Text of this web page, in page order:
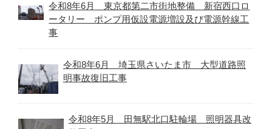
令和8年6月 東京都第二市街地整備 新宿西口ロ
ータリー ポンプ用仮設電源増設及び電源幹線工
事
令和8年6月 埼玉県さいたま市 大型道路照
明事故復旧工事
令和8年5月 田無駅北口駐輪場 照明器具改